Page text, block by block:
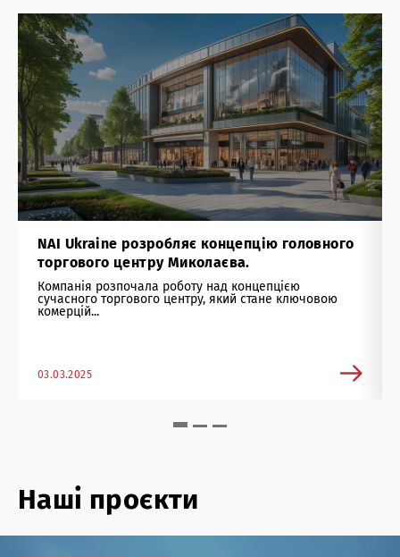
NAI Ukraine розробляє концепцію головного
торгового центру Миколаєва.
Компанія розпочала роботу над концепцією
сучасного торгового центру, який стане ключовою
комерцій...
03.03.2025
Наші проєкти